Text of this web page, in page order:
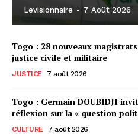
Levisionnaire - 7 Août 2026
Togo : 28 nouveaux
justice civile et militaire
JUSTICE 7 août 2026
Togo : Germain DOUBIDJI
réflexion sur la « question
CULTURE 7 août 2026